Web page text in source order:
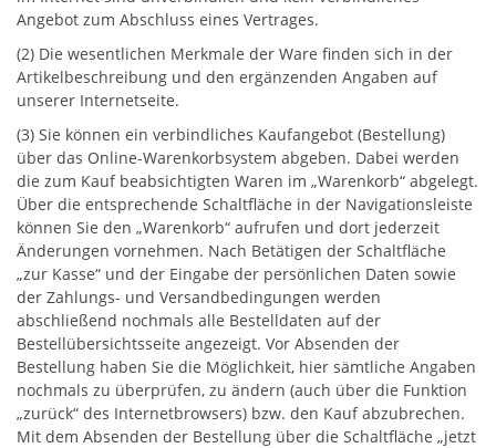
Angebot zum Abschluss eines Vertrages.
(2) Die wesentlichen Merkmale der Ware finden sich in der
Artikelbeschreibung und den ergänzenden Angaben auf
unserer Internetseite.
(3) Sie können ein verbindliches Kaufangebot (Bestellung)
über das Online-Warenkorbsystem abgeben. Dabei werden
die zum Kauf beabsichtigten Waren im „Warenkorb“ abgelegt.
Über die entsprechende Schaltfläche in der Navigationsleiste
können Sie den „Warenkorb“ aufrufen und dort jederzeit
Änderungen vornehmen. Nach Betätigen der Schaltfläche
„zur Kasse“ und der Eingabe der persönlichen Daten sowie
der Zahlungs- und Versandbedingungen werden
abschließend nochmals alle Bestelldaten auf der
Bestellübersichtsseite angezeigt. Vor Absenden der
Bestellung haben Sie die Möglichkeit, hier sämtliche Angaben
nochmals zu überprüfen, zu ändern (auch über die Funktion
„zurück“ des Internetbrowsers) bzw. den Kauf abzubrechen.
Mit dem Absenden der Bestellung über die Schaltfläche „jetzt